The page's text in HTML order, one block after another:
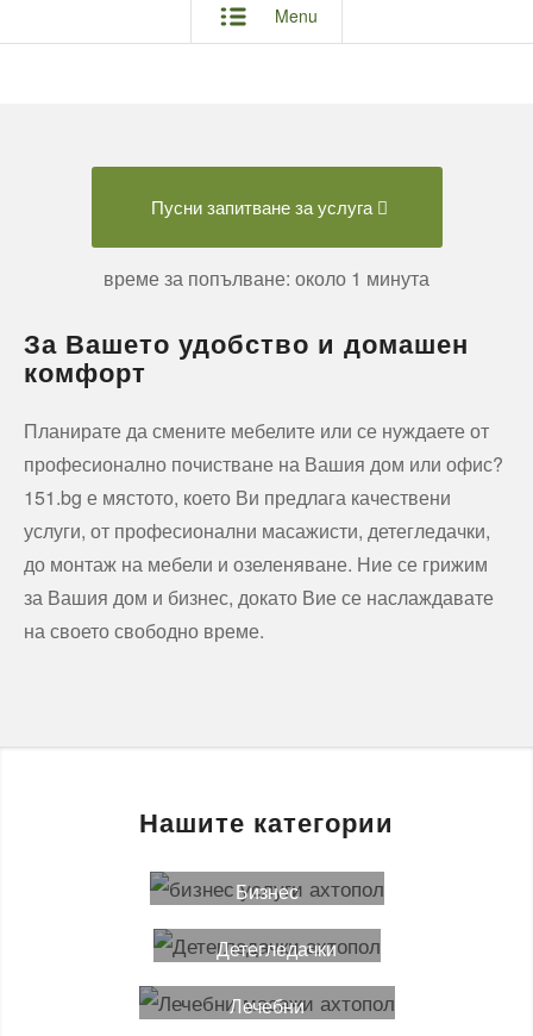
Menu
Пусни запитване за услуга
време за попълване: около 1 минута
За Вашето удобство и домашен
комфорт
Планирате да смените мебелите или се нуждаете от
професионално почистване на Вашия дом или офис?
151.bg е мястото, което Ви предлага качествени
услуги, от професионални масажисти, детегледачки,
до монтаж на мебели и озеленяване. Ние се грижим
за Вашия дом и бизнес, докато Вие се наслаждавате
на своето свободно време.
Нашите категории
Бизнес
услуги
Детегледачки
Лечебни